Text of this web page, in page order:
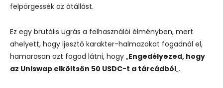
felpörgessék az átállást.
Ez egy brutális ugrás a felhasználói élményben, mert
ahelyett, hogy ijesztő karakter-halmazokat fogadnál el,
hamarosan azt fogod látni, hogy „Engedélyezed, hogy
az Uniswap elköltsön 50 USDC-t a tárcádból„.